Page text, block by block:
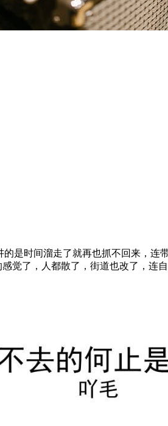
是时间溜走了就再也抓不回来，
觉了，人都散了，街道也改了，连